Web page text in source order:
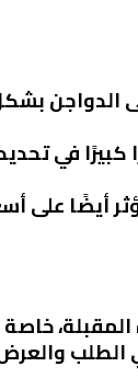
الدواجن
كبيرًا في
أيضًا على
المقبلة،
الطلب